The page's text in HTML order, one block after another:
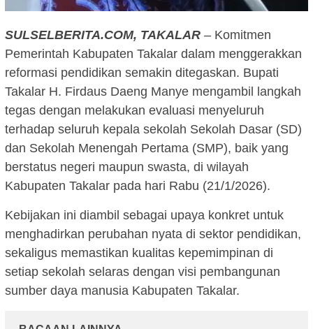
SULSELBERITA.COM, TAKALAR – Komitmen
Pemerintah Kabupaten Takalar dalam menggerakkan
reformasi pendidikan semakin ditegaskan. Bupati
Takalar H. Firdaus Daeng Manye mengambil langkah
tegas dengan melakukan evaluasi menyeluruh
terhadap seluruh kepala sekolah Sekolah Dasar (SD)
dan Sekolah Menengah Pertama (SMP), baik yang
berstatus negeri maupun swasta, di wilayah
Kabupaten Takalar pada hari Rabu (21/1/2026).
Kebijakan ini diambil sebagai upaya konkret untuk
menghadirkan perubahan nyata di sektor pendidikan,
sekaligus memastikan kualitas kepemimpinan di
setiap sekolah selaras dengan visi pembangunan
sumber daya manusia Kabupaten Takalar.